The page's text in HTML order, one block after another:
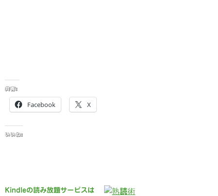
共有:
Facebook X
いいね:
Kindleの読み放題サービスは